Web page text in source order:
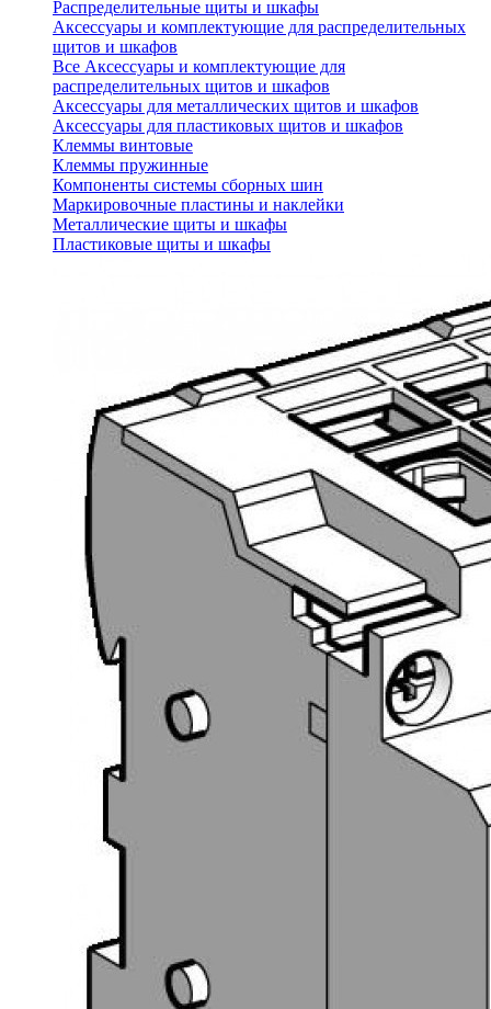
Распределительные щиты и шкафы
Аксессуары и комплектующие для распределительных
щитов и шкафов
Все Аксессуары и комплектующие для
распределительных щитов и шкафов
Аксессуары для металлических щитов и шкафов
Аксессуары для пластиковых щитов и шкафов
Клеммы винтовые
Клеммы пружинные
Компоненты системы сборных шин
Маркировочные пластины и наклейки
Металлические щиты и шкафы
Пластиковые щиты и шкафы